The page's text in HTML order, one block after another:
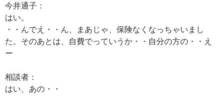
今井通子：
はい。
・・んでえ・・ん、まあじゃ、保険なくなっちゃいまし
た。そのあとは、自費でっていうか・・自分の方の・・え
ー
相談者：
はい、あの・・